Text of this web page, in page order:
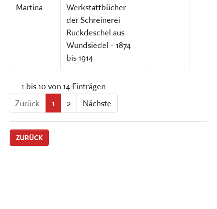
Martina
Werkstattbücher
der Schreinerei
Ruckdeschel aus
Wundsiedel - 1874
bis 1914
1 bis 10 von 14 Einträgen
Zurück
1 2 Nächste
ZURÜCK